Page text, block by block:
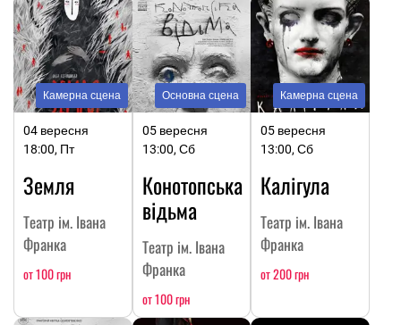
Камерна сцена
04 вересня
18:00, Пт
Земля
Театр ім. Івана
Франка
от 100 грн
Основна сцена
05 вересня
13:00, Сб
Конотопська
відьма
Театр ім. Івана
Франка
от 100 грн
Камерна сцена
05 вересня
13:00, Сб
Калігула
Театр ім. Івана
Франка
от 200 грн